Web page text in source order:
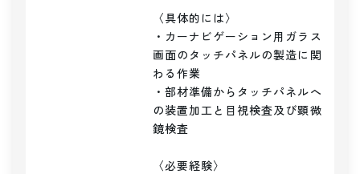
〈具体的には〉
・カーナビゲーション用ガラス
画面のタッチパネルの製造に関
わる作業
・部材準備からタッチパネルへ
の装置加工と目視検査及び顕微
鏡検査
〈必要経験〉